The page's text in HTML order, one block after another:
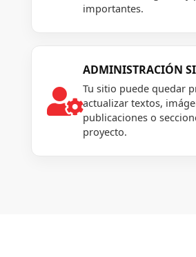
importantes.

ADMINISTRACIÓN
Tu sitio puede quedar
actualizar textos,
publicaciones o
proyecto.